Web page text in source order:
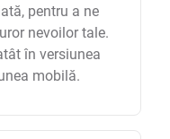
pentru a ne
nevoilor tale.
în versiunea
mobilă.